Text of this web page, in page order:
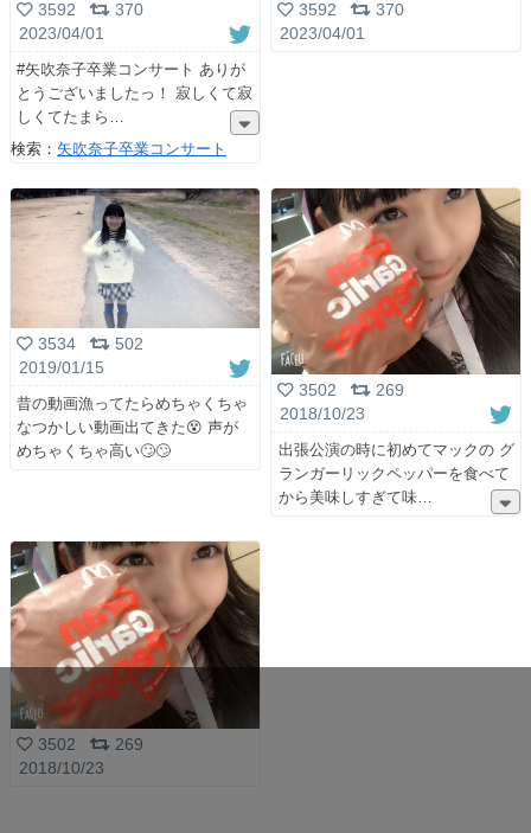
3592
370
2023/04/01
#矢吹奈子卒業コンサート ありが
とうございましたっ！ 寂しくて寂
しくてたまら
検索： 矢吹奈子卒業コンサート
3592
370
2023/04/01
3534
502
2019/01/15
昔の動画漁ってたらめちゃくちゃ
なつかしい動画出てきた😵 声が
めちゃくちゃ高い🙄🙄
3502
269
2018/10/23
出張公演の時に初めてマックの グ
ランガーリックペッパーを食べて
から美味しすぎて味
3502
269
2018/10/23